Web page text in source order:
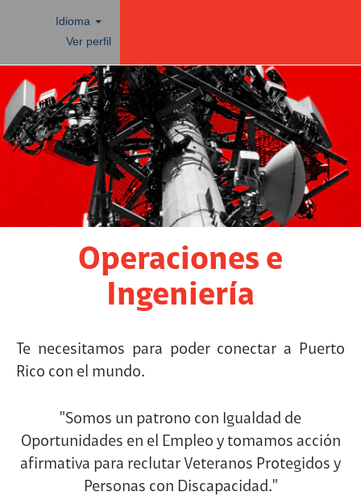
Idioma
Ver perfil
Operaciones
e
Ingeniería
Operaciones e
Ingeniería
Te necesitamos para poder conectar a Puerto
Rico con el mundo.
"Somos un patrono con Igualdad de
Oportunidades en el Empleo y tomamos acción
afirmativa para reclutar Veteranos Protegidos y
Personas con Discapacidad."